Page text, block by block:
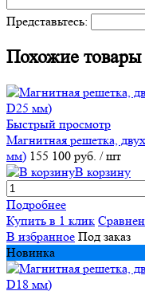
Представьтесь:
Похожие
Быстрый просмотр
Магнитная решетка,
мм) 155 100 руб. / шт
В корзину
Подробнее
Купить в 1 клик
В избранное Под заказ
Новинка